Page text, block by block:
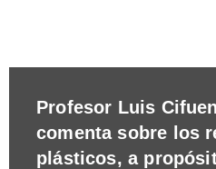
Profesor Luis
comenta sobre los
plásticos, a